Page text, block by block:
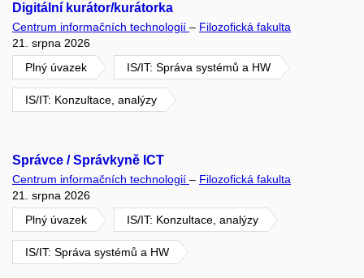
Digitální kurátor/kurátorka
Centrum informačních technologií – Filozofická fakulta
21. srpna 2026
Plný úvazek
IS/IT: Správa systémů a HW
IS/IT: Konzultace, analýzy
Správce / Správkyně ICT
Centrum informačních technologií – Filozofická fakulta
21. srpna 2026
Plný úvazek
IS/IT: Konzultace, analýzy
IS/IT: Správa systémů a HW